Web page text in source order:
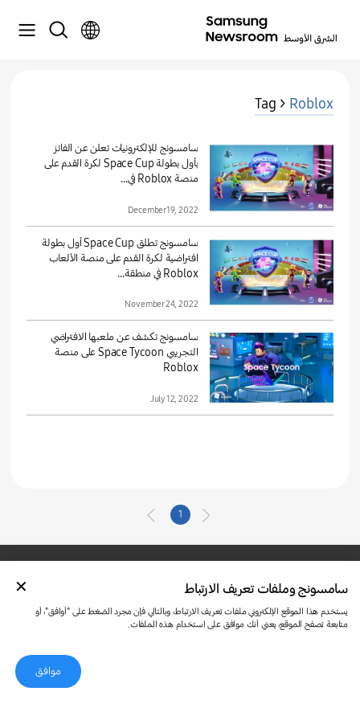
سامسونج وملفات تعريف الارتباط
يستخدم هذا الموقع الإلكتروني ملفات تعريف الارتباط، وبالتالي فإن مجرد الضغط على "أوافق"، أو
متابعة تصفح الموقع، يعني أنك موافق على استخدام هذه الملفات.
موافق
Tag > Roblox
سامسونج للإلكترونيات تعلن عن الفائز
بأول بطولة Space Cup لكرة القدم على
منصة Roblox في...
December 19, 2022
سامسونج تطلق Space Cup أول بطولة
افتراضية لكرة القدم على منصة الألعاب
Roblox في منطقة...
November 24, 2022
سامسونج تكشف عن ملعبها الافتراضي
التجريبي Space Tycoon على منصة
Roblox
July 12, 2022
1
تواصل معنا
SAMSUNG.COM
شروط الاستخدام
الخصوصية وملفات تعريف الارتباط